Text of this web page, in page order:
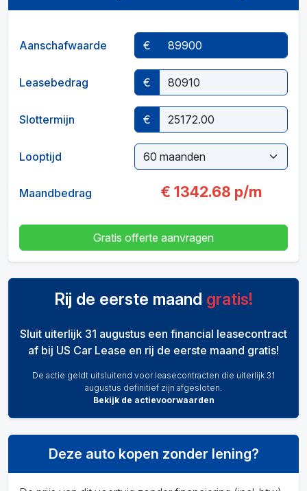
Aanschafwaarde €
Leasebedrag €
Slottermijn €
Looptijd
Maandbedrag € 1342.68 p/m
Gratis offerte aanvragen
Rij de eerste maand gratis!
Sluit uiterlijk 31 augustus een financial leasecontract
af bij US Car Lease en rij de eerste maand gratis!
De actie geldt uitsluitend voor leasecontracten die uiterlijk 31
augustus definitief zijn afgesloten.
Bekijk de actievoorwaarden
Deze auto kopen zonder lening?